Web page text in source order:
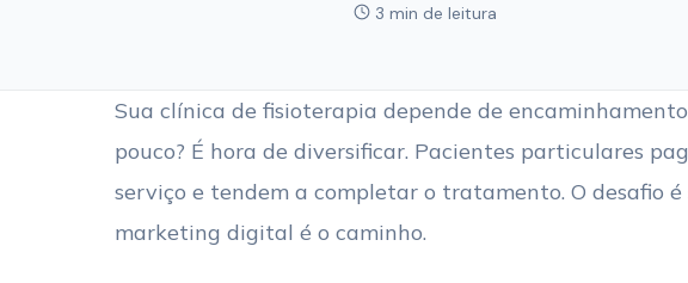
3 min de leitura
Sua clínica de fisioterapia depende de
pouco? É hora de diversificar. Pacientes particulares
serviço e tendem a completar o tratamento. O desafio
marketing digital é o caminho.